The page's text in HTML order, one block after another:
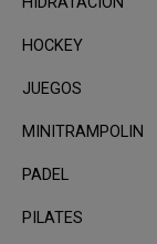
HOCKEY
JUEGOS
MINITRAMPOLIN
PADEL
PILATES